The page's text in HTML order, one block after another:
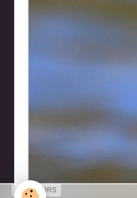
SPONSORS